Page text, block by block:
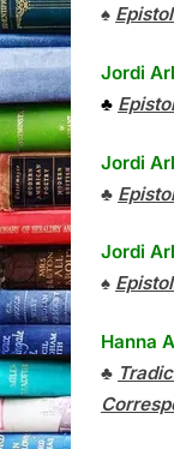
♠
Jordi
♣
Jordi
♣
Jordi
♠
Hanna
♣